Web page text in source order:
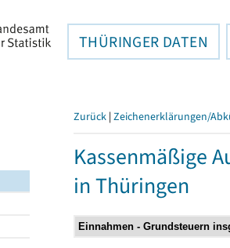
THÜRINGER DATEN
Zurück | Zeichenerklärungen/
Kassenmäßige
in Thüringen